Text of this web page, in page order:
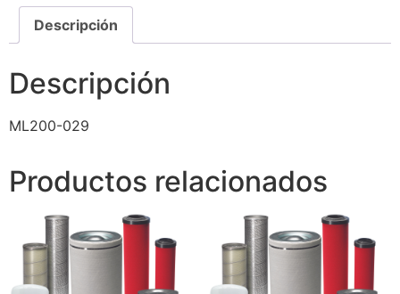
Descripción
Descripción
ML200-029
Productos relacionados